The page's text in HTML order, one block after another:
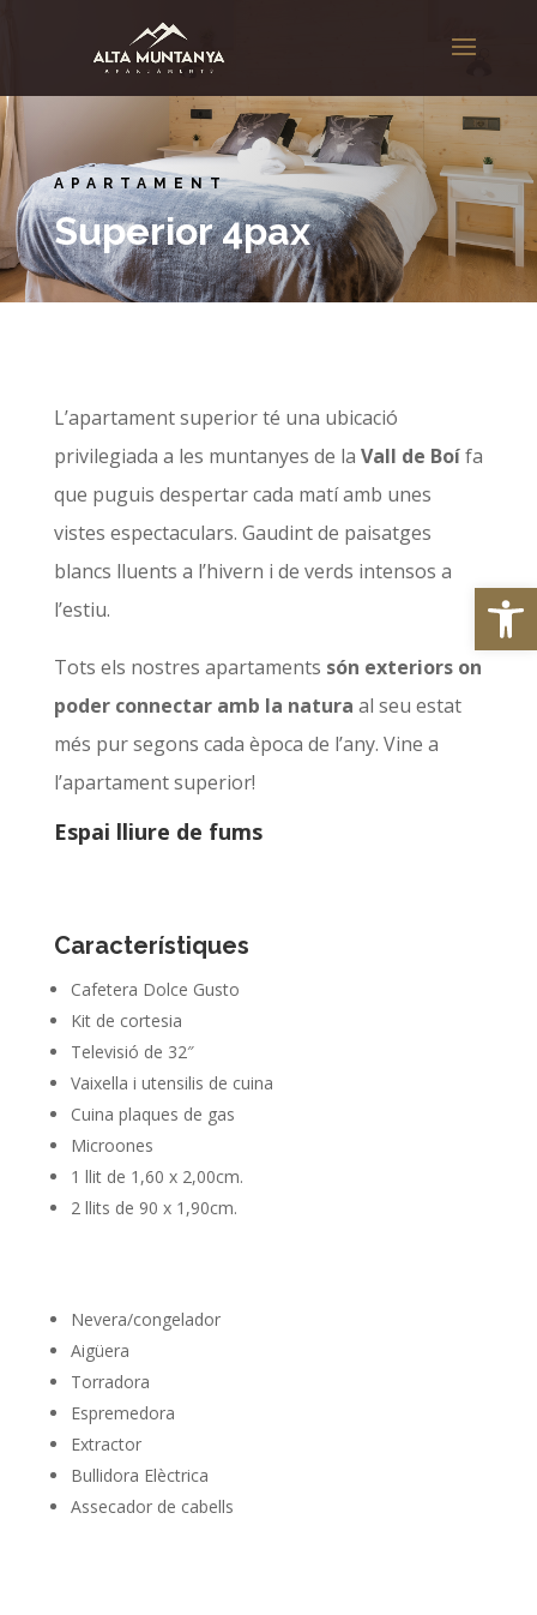
Obre
APARTAMENT
Superior 4pax
L’apartament superior té una ubicació
privilegiada a les muntanyes de la Vall de Boífa
que puguis despertar cada matí amb unes
vistes espectaculars. Gaudint de paisatges
blancs lluents a l’hivern i de verds intensos a
l’estiu.
Tots els nostres apartaments són exteriors on
poder connectar amb la natura al seu estat
més pur segons cada època de l’any. Vine a
l’apartament superior!
Espai lliure de fums
Característiques
Cafetera Dolce Gusto
Kit de cortesia
Televisió de 32″
Vaixella i utensilis de cuina
Cuina plaques de gas
Microones
1 llit de 1,60 x 2,00cm.
2 llits de 90 x 1,90cm.
Nevera/congelador
Aigüera
Torradora
Espremedora
Extractor
Bullidora Elèctrica
Assecador de cabells